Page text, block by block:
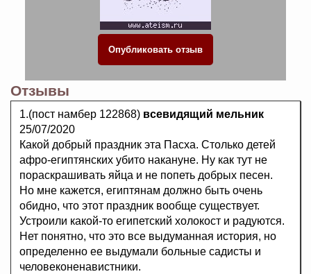
Отзывы
1.(пост намбер 122868) всевидящий мельник
25/07/2020
Какой добрый праздник эта Пасха. Столько детей
афро-египтянских убито накануне. Ну как тут не
пораскрашивать яйца и не попеть добрых песен.
Но мне кажется, египтянам должно быть очень
обидно, что этот праздник вообще существует.
Устроили какой-то египетский холокост и радуются.
Нет понятно, что это все выдуманная история, но
определенно ее выдумали больные садисты и
человеконенавистники.